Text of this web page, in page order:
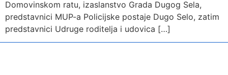
Domovinskom ratu, izaslanstvo Grada Dugog Sela,
predstavnici MUP-a Policijske postaje Dugo Selo, zatim
predstavnici Udruge roditelja i udovica […]